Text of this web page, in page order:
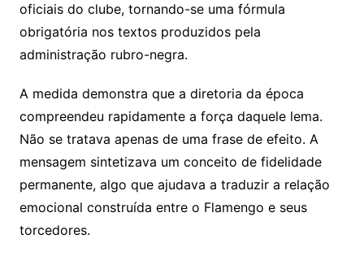
oficiais do clube, tornando-se uma fórmula
obrigatória nos textos produzidos pela
administração rubro-negra.
A medida demonstra que a diretoria da época
compreendeu rapidamente a força daquele lema.
Não se tratava apenas de uma frase de efeito. A
mensagem sintetizava um conceito de fidelidade
permanente, algo que ajudava a traduzir a relação
emocional construída entre o Flamengo e seus
torcedores.